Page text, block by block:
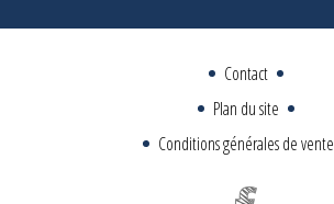
Contact
Plan du site
Conditions générales de vente